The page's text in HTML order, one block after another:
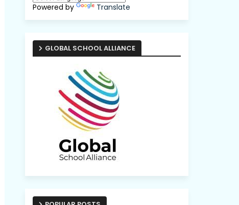
Powered by Translate
GLOBAL SCHOOL ALLIANCE